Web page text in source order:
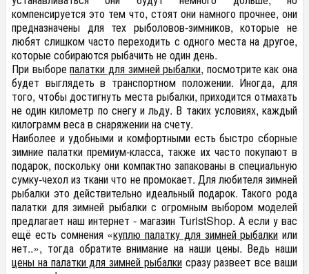
компенсируется это тем что, стоят они намного прочнее, они
предназначены для тех рыболовов-зимников, которые не
любят слишком часто переходить с одного места на другое,
которые собираются рыбачить не один день.
При выборепалатки для зимней рыбалки, посмотрите как она
будет выглядеть в транспортном положении. Иногда, для
того, чтобы достигнуть места рыбалки, приходится отмахать
не один километр по снегу и льду. В таких условиях, каждый
килограмм веса в снаряжении на счету.
Наиболее и удобными и комфортными есть быстро сборные
зимние палатки премиум-класса, также их часто покупают в
подарок, поскольку они компактно запакованы в специальную
сумку-чехол из ткани что не промокает. Для любителя зимней
рыбалки это действительно идеальный подарок. Такого рода
палатки для зимней рыбалки с огромным выбором моделей
предлагает наш интернет - магазин TuristShop. А если у вас
ещё есть сомнения «куплю палатку для зимней рыбалки или
нет..», тогда обратите внимание на наши цены. Ведь наши
цены на палатки для зимней рыбалкисразу развеет все ваши